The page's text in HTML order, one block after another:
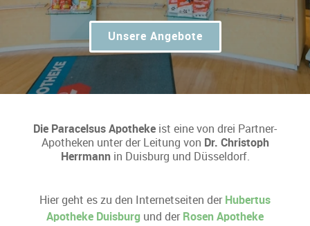
Unsere Angebote
Die Paracelsus Apotheke ist eine von drei Partner-
Apotheken unter der Leitung von Dr. Christoph
Herrmannin Duisburg und Düsseldorf.
Hier geht es zu den Internetseiten der Hubertus
Apotheke Duisburg und der Rosen Apotheke